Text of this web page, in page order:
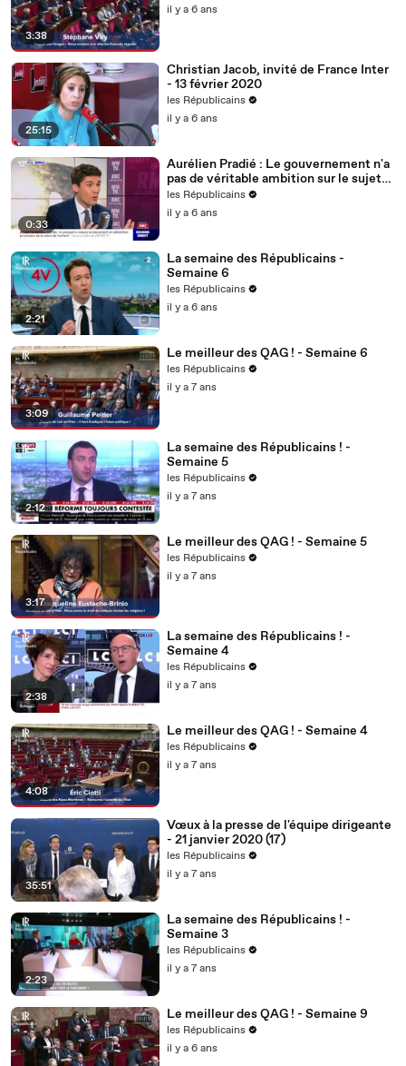
3:38
il y a 6 ans
25:15
Christian Jacob, invité de France Inter
- 13 février 2020
les Républicains
il y a 6 ans
0:33
Aurélien Pradié : Le gouvernement n'a
pas de véritable ambition sur le sujet
du handicap.
les Républicains
il y a 6 ans
2:21
La semaine des Républicains -
Semaine 6
les Républicains
il y a 6 ans
3:09
Le meilleur des QAG ! - Semaine 6
les Républicains
il y a 7 ans
2:12
La semaine des Républicains ! -
Semaine 5
les Républicains
il y a 7 ans
3:17
Le meilleur des QAG ! - Semaine 5
les Républicains
il y a 7 ans
2:38
La semaine des Républicains ! -
Semaine 4
les Républicains
il y a 7 ans
4:08
Le meilleur des QAG ! - Semaine 4
les Républicains
il y a 7 ans
35:51
Vœux à la presse de l'équipe dirigeante
- 21 janvier 2020 (17)
les Républicains
il y a 7 ans
2:23
La semaine des Républicains ! -
Semaine 3
les Républicains
il y a 7 ans
Le meilleur des QAG ! - Semaine 9
les Républicains
il y a 6 ans